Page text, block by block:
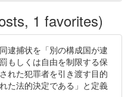
1 favorites)
逮捕状を「別の構成国が逮
もしくは自由を制限する保
れた犯罪者を引き渡す目的
た法的決定である」と定義